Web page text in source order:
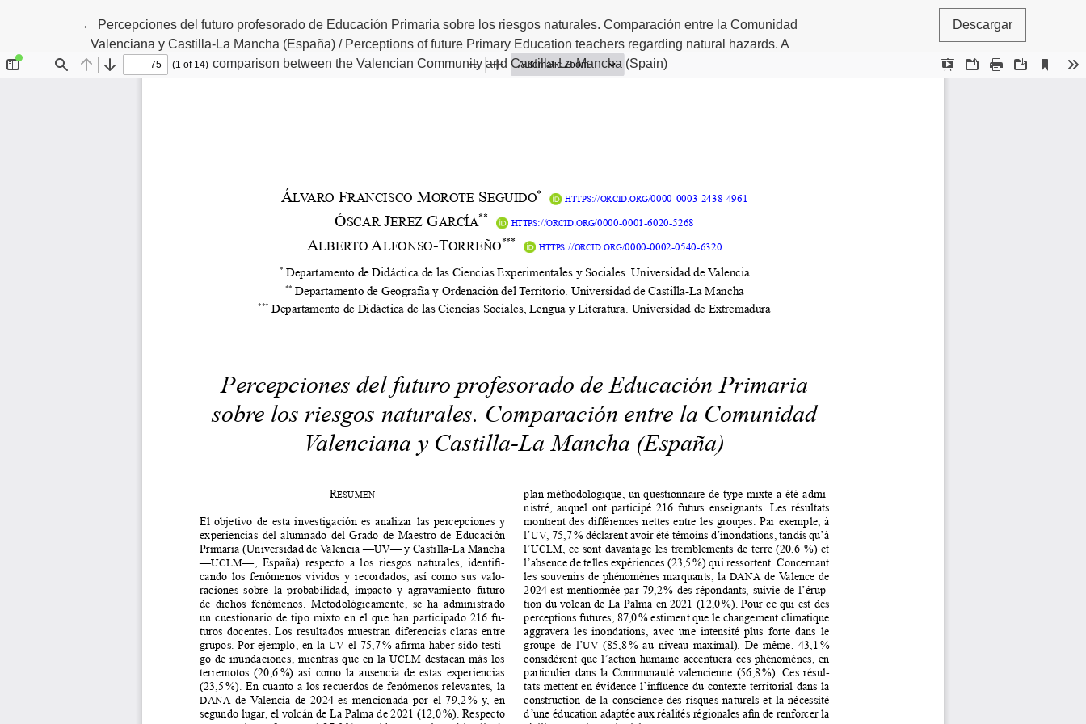
← Volver a los detalles del artículo
Percepciones del futuro profesorado de Educación Primaria sobre los riesgos naturales. Comparación entre la Comunidad
Valenciana y Castilla-La Mancha (España) / Perceptions of future Primary Education teachers regarding natural hazards. A
comparison between the Valencian Community and Castilla-La Mancha (Spain)
Descargar